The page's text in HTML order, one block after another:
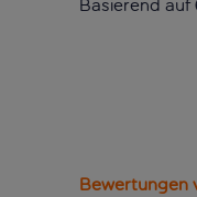
Basierend
Bewertungen